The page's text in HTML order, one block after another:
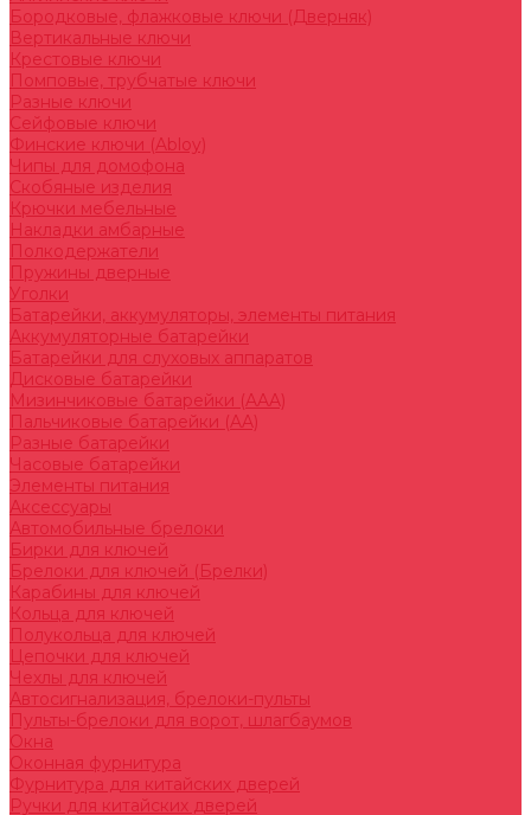
Бородковые, флажковые ключи (Дверняк)
Вертикальные ключи
Крестовые ключи
Помповые, трубчатые ключи
Разные ключи
Сейфовые ключи
Финские ключи (Abloy)
Чипы для домофона
Скобяные изделия
Крючки мебельные
Накладки амбарные
Полкодержатели
Пружины дверные
Уголки
Батарейки, аккумуляторы, элементы питания
Аккумуляторные батарейки
Батарейки для слуховых аппаратов
Дисковые батарейки
Мизинчиковые батарейки (AAA)
Пальчиковые батарейки (AA)
Разные батарейки
Часовые батарейки
Элементы питания
Аксессуары
Автомобильные брелоки
Бирки для ключей
Брелоки для ключей (Брелки)
Карабины для ключей
Кольца для ключей
Полукольца для ключей
Цепочки для ключей
Чехлы для ключей
Автосигнализация, брелоки-пульты
Пульты-брелоки для ворот, шлагбаумов
Окна
Оконная фурнитура
Фурнитура для китайских дверей
Ручки для китайских дверей